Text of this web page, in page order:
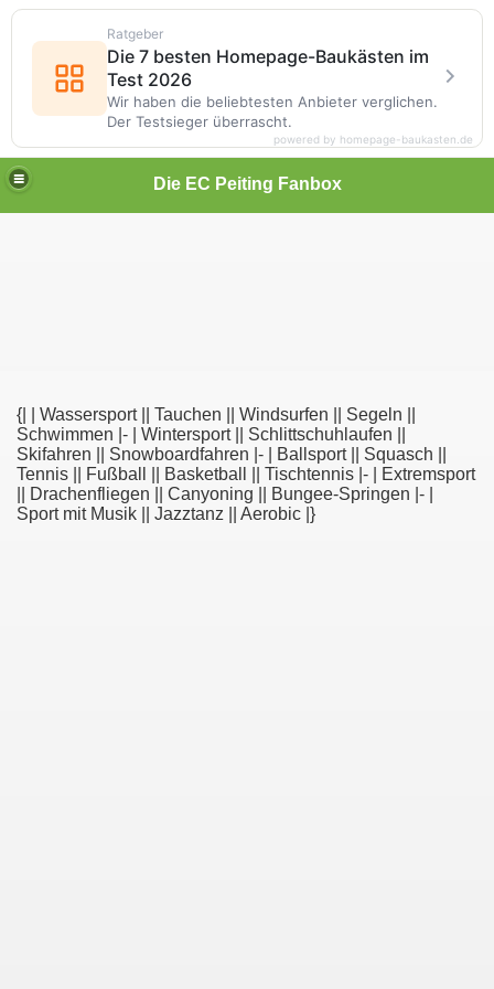
Die EC Peiting Fanbox
{| | Wassersport || Tauchen || Windsurfen || Segeln ||
Schwimmen |- | Wintersport || Schlittschuhlaufen ||
Skifahren || Snowboardfahren |- | Ballsport || Squasch ||
Tennis || Fußball || Basketball || Tischtennis |- | Extremsport
|| Drachenfliegen || Canyoning || Bungee-Springen |- |
Sport mit Musik || Jazztanz || Aerobic |}
Ratgeber
Die 7 besten Homepage-Baukästen im
Test 2026
Wir haben die beliebtesten Anbieter verglichen.
Der Testsieger überrascht.
powered by homepage-baukasten.de